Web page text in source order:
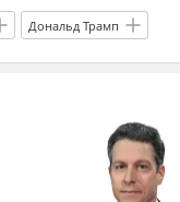
Дональд Трамп
СССР Иран